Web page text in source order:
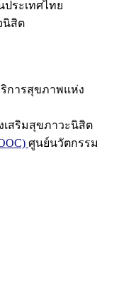
ระเทศไทย
นิสิต
การสุขภาพแห่ง
เสริมสุขภาวะนิสิต
ศูนย์นวัตกรรม